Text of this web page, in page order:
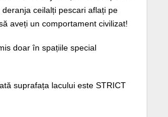
ceilalți pescari aflați pe
aveți un comportament civilizat!
doar în spațiile special
suprafața lacului este STRICT